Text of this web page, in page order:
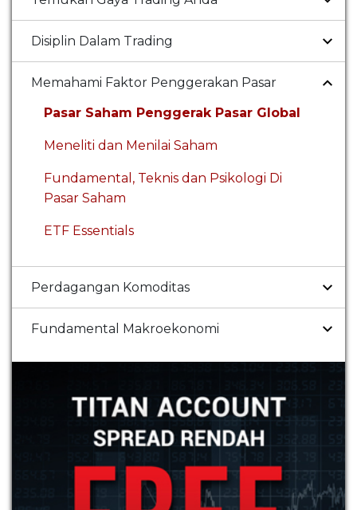
Disiplin Dalam Trading
Memahami Faktor Penggerakan Pasar
Pasar Saham Penggerak Pasar Global
Meneliti dan Menilai Saham
Fundamental, Teknis dan Psikologi Di
Pasar Saham
ETF Essentials
Perdagangan Komoditas
Fundamental Makroekonomi